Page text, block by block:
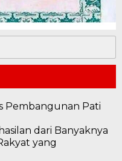
Pembangunan Pati
dari Banyaknya
yang